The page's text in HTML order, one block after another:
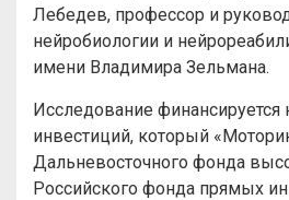
Лебедев, профессор и
нейробиологии и
имени Владимира Зельмана.
Исследование финансируется
инвестиций, который
Дальневосточного фонда
Российского фонда прямых